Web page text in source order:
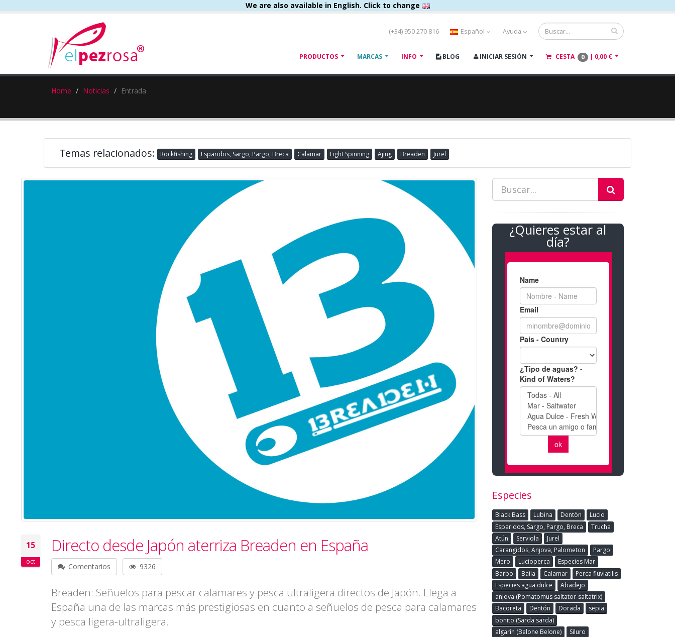
We are also available in English. Click to change
(+34) 950 270 816 Español Ayuda
PRODUCTOS MARCAS INFO BLOG INICIAR SESIÓN CESTA 0 | 0,00 €
Home Noticias Entrada
Temas relacionados: Rockfishing Esparidos, Sargo, Pargo, Breca Calamar Light Spinning Ajing Breaden Jurel
15
oct
Directo desde Japón aterriza Breaden en España
Comentarios 9326
Breaden: Señuelos para pescar calamares y pesca ultraligera directos de Japón. Llega a
España una de las marcas más prestigiosas en cuanto a señuelos de pesca para calamares
y pesca ligera-ultraligera.
¿Quieres estar al
día?
Especies
Black Bass Lubina Dentòn
Lucio
Esparidos, Sargo, Pargo, Breca
Trucha
Atún
Serviola
Jurel
Carangidos, Anjova, Palometon
Pargo
Mero
Lucioperca
Especies Mar
Barbo
Baila Calamar
Perca fluviatilis
Especies agua dulce
Abadejo
anjova (Pomatomus saltator-saltatrix)
Bacoreta
Dentón Dorada
sepia
bonito (Sarda sarda)
algarín (Belone Belone)
Siluro